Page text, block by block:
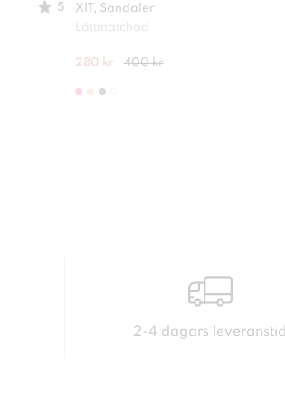
5
XIT, Sandaler
Lättmatchad
280 kr 400 kr
2-4 dagars leveranstid